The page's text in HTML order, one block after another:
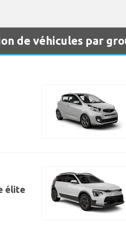
de véhicules par
élite